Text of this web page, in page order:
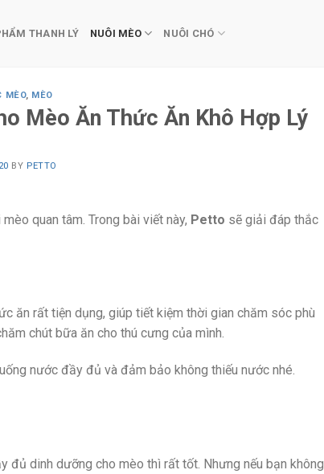
THANH LÝ NUÔI MÈO NUÔI CHÓ
MÈO, MÈO
Mèo Ăn Thức Ăn Khô Hợp Lý
BY PETTO
quan tâm. Trong bài viết này, Petto sẽ giải đáp thắc
ăn rất tiện dụng, giúp tiết kiệm thời gian chăm sóc phù
chút bữa ăn cho thú cưng của mình.
nước đầy đủ và đảm bảo không thiếu nước nhé.
đủ dinh dưỡng cho mèo thì rất tốt. Nhưng nếu bạn không